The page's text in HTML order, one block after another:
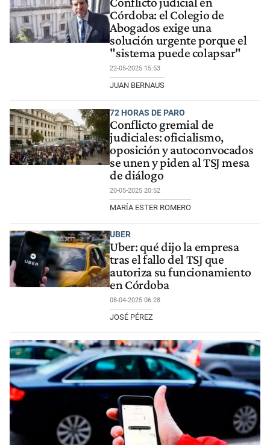
Córdoba: el Colegio de
Abogados exige una
solución urgente porque el
"sistema puede colapsar"
22-05-2025 15:53
JUAN BERNAUS
72 HORAS DE PARO
Conflicto gremial de
judiciales: oficialismo,
oposición y autoconvocados
se unen y piden al TSJ mesa
de diálogo
20-05-2025 20:52
MARÍA ESTER ROMERO
UBER
Uber: qué dijo la empresa
tras el fallo del TSJ que
autoriza su funcionamiento
en Córdoba
08-04-2025 06:28
JOSÉ PÉREZ